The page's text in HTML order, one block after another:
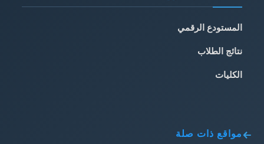
المستودع الرقمي
نتائج الطلاب
الكليات
مواقع ذات صلة